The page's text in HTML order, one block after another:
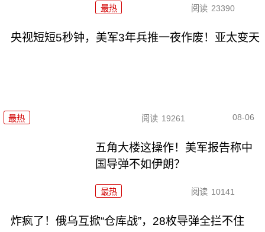
最热 阅读 23390
央视短短5秒钟，美军3年兵推一夜作废！亚太变天
最热 阅读 19261 08-06
五角大楼这操作！美军报告称中
国导弹不如伊朗？
最热 阅读 10141
炸疯了！俄乌互掀“仓库战”，28枚导弹全拦不住